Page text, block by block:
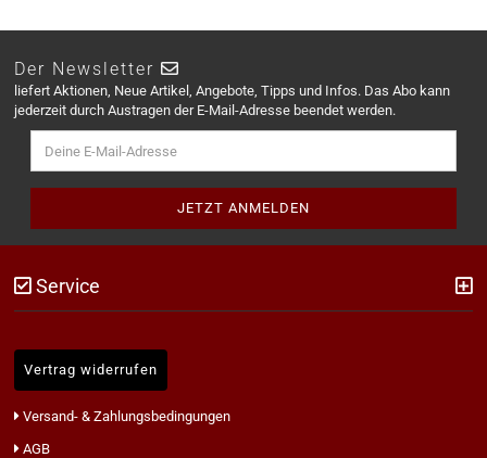
Der Newsletter
liefert Aktionen, Neue Artikel, Angebote, Tipps und Infos. Das Abo kann
jederzeit durch Austragen der E-Mail-Adresse beendet werden.
Service
Vertrag widerrufen
Versand- & Zahlungsbedingungen
AGB